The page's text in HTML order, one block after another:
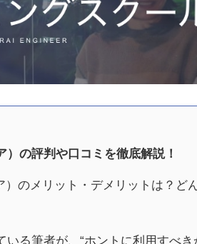
の評判や口コミを徹底解説！
のメリット・デメリットは？ど
る筆者が、“ホントに利用すべき